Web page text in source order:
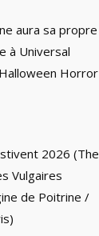
aura sa propre
à Universal
Horror
2026 (The
Vulgaires
de Poitrine /